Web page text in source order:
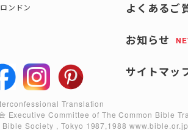
ンドン
よくあるご
お知らせ
サイトマッ
Translation
Executive Committee of The Common Bible
Bible Society , Tokyo 1987,1988www.bible.or.jp